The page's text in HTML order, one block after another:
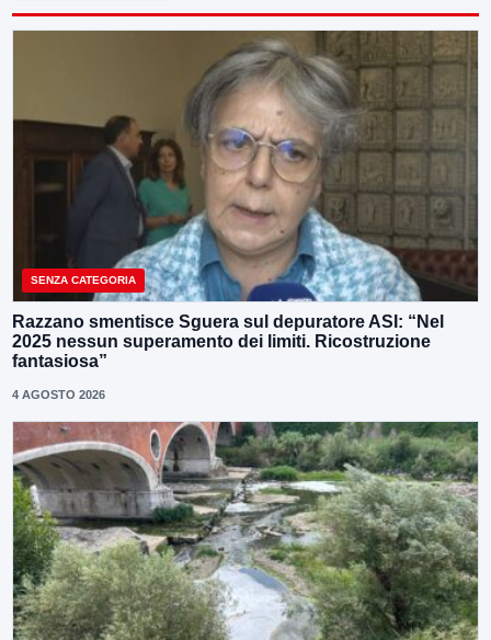
SENZA CATEGORIA
Razzano smentisce Sguera sul depuratore ASI: “Nel
2025 nessun superamento dei limiti. Ricostruzione
fantasiosa”
4 AGOSTO 2026